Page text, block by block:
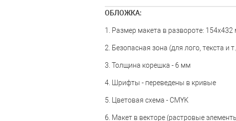
ОБЛОЖКА:
1. Размер макета в развороте:
2. Безопасная зона (для лого, текста и
3. Толщина корешка - 6 мм
4. Шрифты - переведены в кривые
5. Цветовая схема - CMYK
6. Макет в векторе (растровые